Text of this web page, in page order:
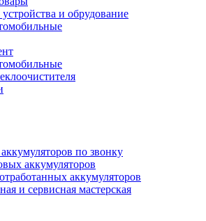
и обрудование
по звонку
аккумуляторов
аккумуляторов
и сервисная мастерская